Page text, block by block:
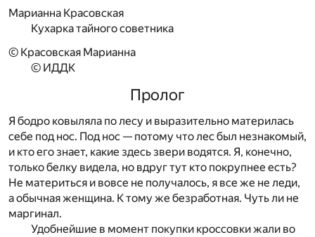
Марианна Красовская
Кухарка тайного советника
© Красовская Марианна
© ИДДК
Пролог
Я бодро ковыляла по лесу и выразительно материлась
себе под нос. Под нос — потому что лес был незнакомый,
и кто его знает, какие здесь звери водятся. Я, конечно,
только белку видела, но вдруг тут кто покрупнее есть?
Не материться и вовсе не получалось, я все же не леди,
а обычная женщина. К тому же безработная. Чуть ли не
маргинал.
Удобнейшие в момент покупки кроссовки жали во